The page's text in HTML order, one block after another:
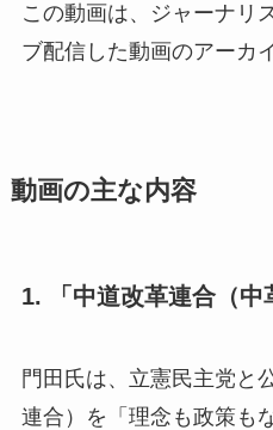
この動画は、ジャーナリ
ブ配信した動画のアーカ
動画の主な内容
1. 「中道改革連合（中
門田氏は、立憲民主党と
連合）を「理念も政策も